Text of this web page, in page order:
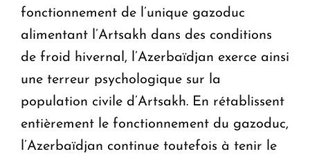
fonctionnement de l’unique gazoduc
alimentant l’Artsakh dans des conditions
de froid hivernal, l’Azerbaïdjan exerce ainsi
une terreur psychologique sur la
population civile d’Artsakh. En rétablissent
entièrement le fonctionnement du gazoduc,
l’Azerbaïdjan continue toutefois à tenir le